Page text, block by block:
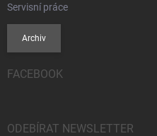
Servisní práce
Archiv
FACEBOOK
ODEBÍRAT NEWSLETTER